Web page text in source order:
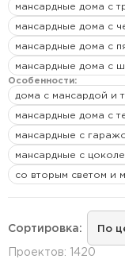
мансардные дома с
мансардные дома с
мансардные дома с
мансардные дома с
Особенности:
дома с мансардой и
мансардные дома с
мансардные с
мансардные с
со вторым светом и
Сортировка: По
Проектов: 1420
От
Комнат
От
Этажность